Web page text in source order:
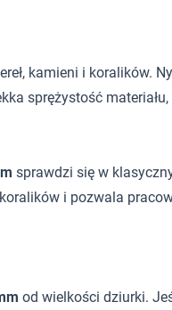
kamieni i koralików.
sprężystość materiału,
sprawdzi się w
i pozwala
od wielkości dziurki.